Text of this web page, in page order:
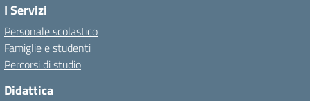
I Servizi
Personale scolastico
Famiglie e studenti
Percorsi di studio
Didattica